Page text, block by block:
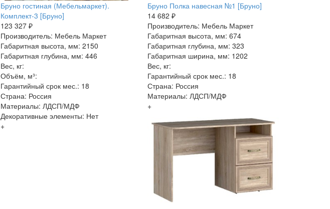
Бруно гостиная (Мебельмаркет).
Комплект-3 [Бруно]
123 327 ₽
Производитель: Мебель Маркет
Габаритная высота, мм: 2150
Габаритная глубина, мм: 446
Вес, кг:
Объём, м³:
Гарантийный срок мес.: 18
Страна: Россия
Материалы: ЛДСП/МДФ
Декоративные элементы: Нет
+
Бруно Полка навесная №1 [Бруно]
14 682 ₽
Производитель: Мебель Маркет
Габаритная высота, мм: 674
Габаритная глубина, мм: 323
Габаритная ширина, мм: 1202
Вес, кг:
Гарантийный срок мес.: 18
Страна: Россия
Материалы: ЛДСП/МДФ
+